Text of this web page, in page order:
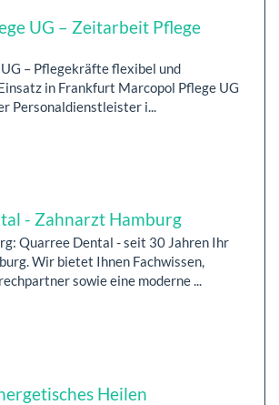
UG – Zeitarbeit Pflege
– Pflegekräfte flexibel und
in Frankfurt Marcopol Pflege UG
Personaldienstleister i...
- Zahnarzt Hamburg
Quarree Dental - seit 30 Jahren Ihr
Wir bietet Ihnen Fachwissen,
sowie eine moderne ...
Heilen